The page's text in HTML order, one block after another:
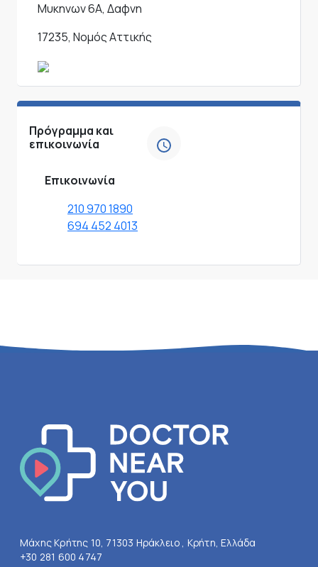
Μυκηνων 6Α, Δαφνη
17235, Νομός Αττικής
Πρόγραμμα και
επικοινωνία
Επικοινωνία
210 970 1890
694 452 4013
Μάχης Κρήτης 10, 71303 Ηράκλειο , Κρήτη, Ελλάδα
+30 281 600 4747